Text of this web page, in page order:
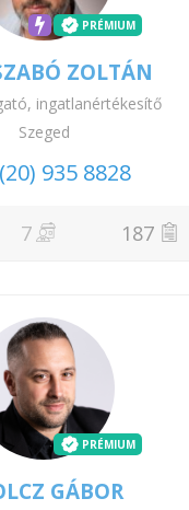
PRÉMIUM
ZOLTÁN
ingatlanértékesítő
Szeged
935 8828
7 187
PRÉMIUM
GÁBOR